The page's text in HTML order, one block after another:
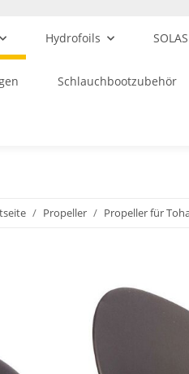
Hydrofoils
Schlauchbootzubehör
Propeller Propeller für